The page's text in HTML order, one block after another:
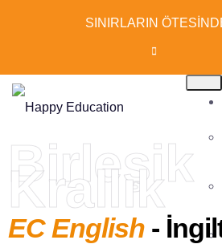
SINIRLARIN
Birleşik
Krallık
EC English -